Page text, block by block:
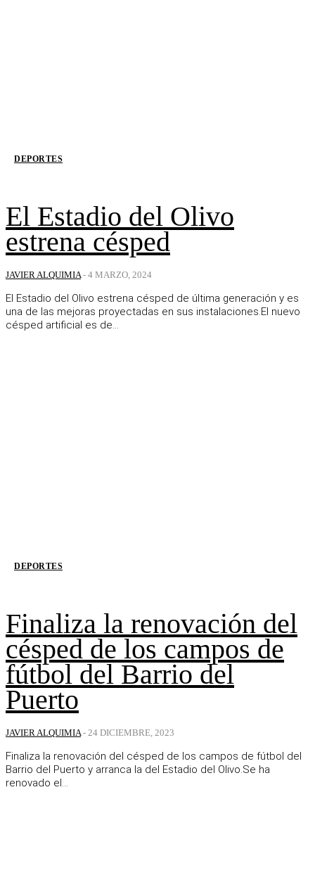
DEPORTES
El Estadio del Olivo
estrena césped
JAVIER ALQUIMIA - 4 MARZO, 2024
El Estadio del Olivo estrena césped de última generación y es
una de las mejoras proyectadas en sus instalaciones.El nuevo
césped artificial es de...
DEPORTES
Finaliza la renovación del
césped de los campos de
fútbol del Barrio del
Puerto
JAVIER ALQUIMIA - 24 DICIEMBRE, 2023
Finaliza la renovación del césped de los campos de fútbol del
Barrio del Puerto y arranca la del Estadio del Olivo.Se ha
renovado el...